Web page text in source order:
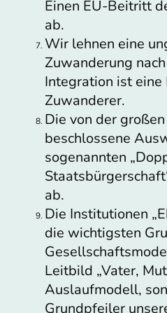
Einen EU-Beitritt
ab.
Wir lehnen eine
Zuwanderung
Integration ist
Zuwanderer.
Die von der
beschlossene
sogenannten
ab.
Die Institutionen
die wichtigsten
Leitbild „Vater,
Auslaufmodell,
Grundpfeiler